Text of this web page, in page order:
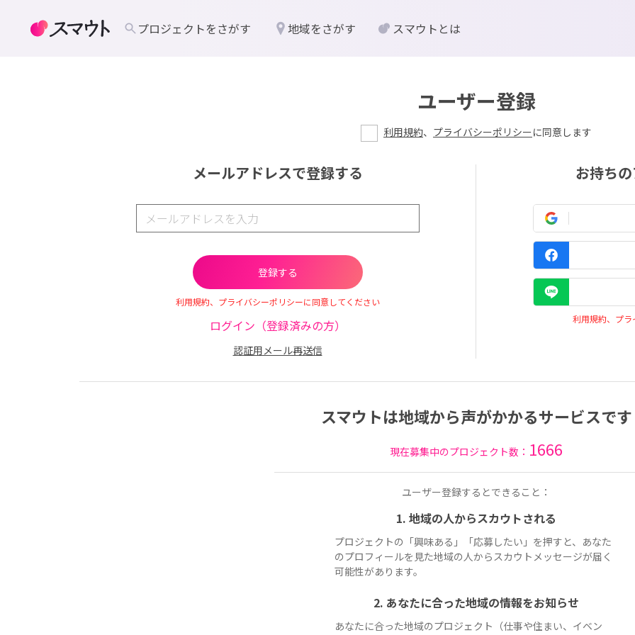
ユーザー登録
利用規約、 プライバシーポリシーに同意します
メールアドレスで登録する
利用規約、プライバシーポリシーに同意してください
ログイン（登録済みの方）
認証用メール再送信
お持ち
利用規約、プ
スマウトは地域から声がかかるサービスです
現在募集中のプロジェクト数： 1666
ユーザー登録するとできること：
1. 地域の人からスカウトされる
プロジェクトの「興味ある」「応募したい」を押すと、あなた
のプロフィールを見た地域の人からスカウトメッセージが届く
可能性があります。
2. あなたに合った地域の情報をお知らせ
あなたに合った地域のプロジェクト（仕事や住まい、イベン
プロジェクトをさがす 地域をさがす スマウトとは